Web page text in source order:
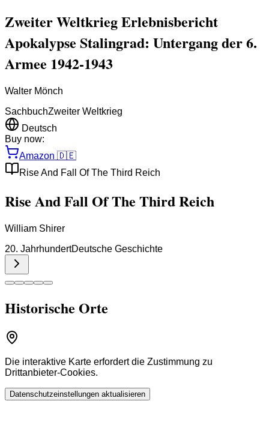
Zweiter Weltkrieg Erlebnisbericht
Apokalypse Stalingrad: Untergang der 6.
Armee 1942-1943
Walter Mönch
SachbuchZweiter Weltkrieg
Deutsch
Buy now:
Amazon 🇩🇪
Rise And Fall Of The Third Reich
Rise And Fall Of The Third Reich
William Shirer
20. JahrhundertDeutsche Geschichte
Historische Orte
Die interaktive Karte erfordert die Zustimmung zu
Drittanbieter-Cookies.
Datenschutzeinstellungen aktualisieren